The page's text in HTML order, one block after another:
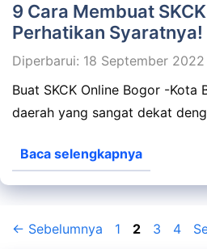
9 Cara Membuat
Perhatikan Syaratnya!
Diperbarui: 18 September 2022
Buat SKCK Online Bogor -Kota
daerah yang sangat dekat
Baca selengkapnya
← Sebelumnya Halaman
1 Halaman
2 Halaman
3 4